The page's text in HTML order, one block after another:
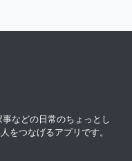
などの日常のちょっとし
をつなげるアプリです。